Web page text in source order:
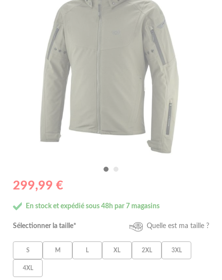
299,99 €
En stock et expédié sous 48h par 7 magasins
Sélectionner la taille* Quelle est ma taille ?
S M L XL 2XL 3XL
4XL